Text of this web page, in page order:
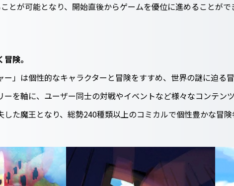
とが可能となり、開始直後からゲームを優位に進めることがで
険。
ー」は個性的なキャラクターと冒険をすすめ、世界の謎に迫る冒
ーを軸に、ユーザー同士の対戦やイベントなど様々なコンテン
した魔王となり、総勢240種類以上のコミカルで個性豊かな冒